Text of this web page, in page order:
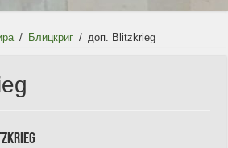
/ Блицкриг / доп. Blitzkrieg